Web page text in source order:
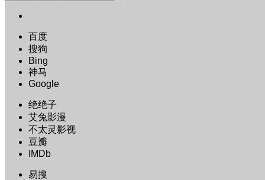
百度
搜狗
Bing
神马
Google
绝绝子
艾兔影漫
不太灵影视
豆瓣
IMDb
易搜